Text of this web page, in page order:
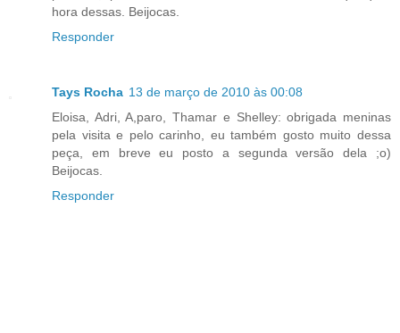
hora dessas. Beijocas.
Responder
Tays Rocha 13 de março de 2010 às 00:08
Eloisa, Adri, A,paro, Thamar e Shelley: obrigada meninas
pela visita e pelo carinho, eu também gosto muito dessa
peça, em breve eu posto a segunda versão dela ;o)
Beijocas.
Responder